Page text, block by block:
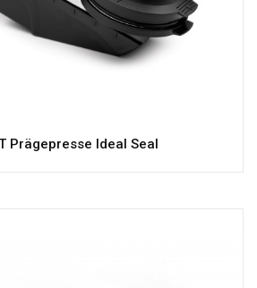
Prägepresse Ideal Seal